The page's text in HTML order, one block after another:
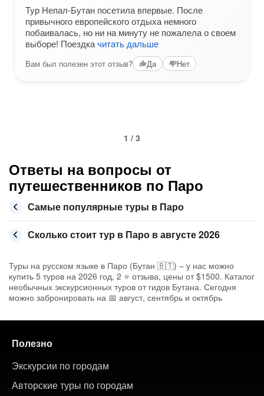
Тур Непал-Бутан посетила впервые. После
привычного европейского отдыха немного
побаивалась, но ни на минуту не пожалела о своем
выборе! Поездкачитать дальше
Вам был полезен этот отзыв? Да Нет
1 / 3
Ответы на вопросы от
путешественников по Паро
Самые популярные туры в Паро
Сколько стоит тур в Паро в августе 2026
Туры на русском языке в Паро (Бутан 🇧🇹) – у нас можно
купить 5 туров на 2026 год, 2 ⭐ отзыва, цены от $1500. Каталог
необычных экскурсионных туров от гидов Бутана. Сегодня
можно забронировать на 📅 август, сентябрь и октябрь
Полезно
Экскурсии по городам
Авторские туры по городам